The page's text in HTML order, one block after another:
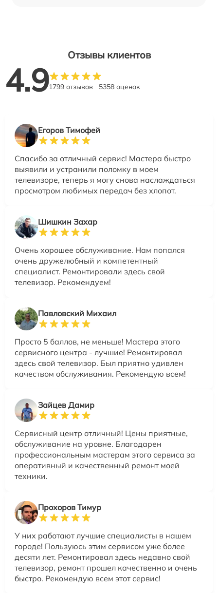
Отзывы клиентов
4.91799 отзывов 5358 оценок
Егоров Тимофей
Спасибо за отличный сервис! Мастера быстро
выявили и устранили поломку в моем
телевизоре, теперь я могу снова наслаждаться
просмотром любимых передач без хлопот.
Шишкин Захар
Очень хорошее обслуживание. Нам попался
очень дружелюбный и компетентный
специалист. Ремонтировали здесь свой
телевизор. Рекомендуем!
Павловский Михаил
Просто 5 баллов, не меньше! Мастера этого
сервисного центра - лучшие! Ремонтировал
здесь свой телевизор. Был приятно удивлен
качеством обслуживания. Рекомендую всем!
Зайцев Дамир
Сервисный центр отличный! Цены приятные,
обслуживание на уровне. Благодарен
профессиональным мастерам этого сервиса за
оперативный и качественный ремонт моей
техники.
Прохоров Тимур
У них работают лучшие специалисты в нашем
городе! Пользуюсь этим сервисом уже более
десяти лет. Ремонтировал здесь недавно свой
телевизор, ремонт прошел качественно и очень
быстро. Рекомендую всем этот сервис!